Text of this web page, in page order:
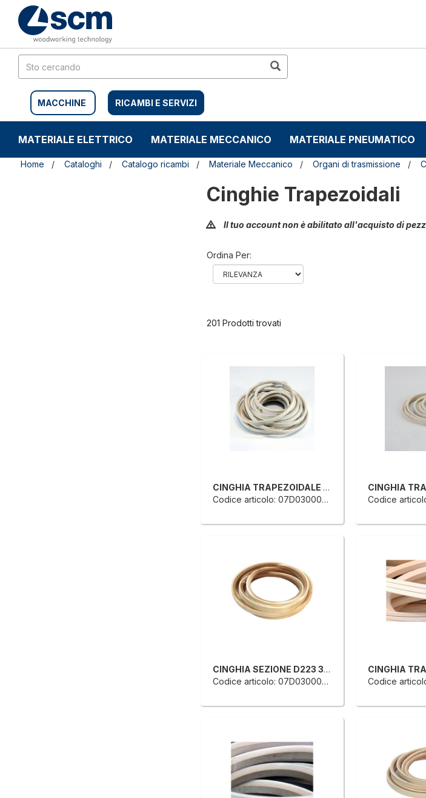
contenuto
menu
navigazione
MACCHINE RICAMBI E SERVIZI
MATERIALE ELETTRICO MATERIALE MECCANICO MATERIALE PNEUMATICO
Home Cataloghi Catalogo ricambi Materiale Meccanico Organi di trasmissione
Cinghie Trapezoidali
Il tuo account non è abilitato all'acquisto di
Ordina Per:
201 Prodotti trovati
CINGHIA TRAPEZOIDALE PER TRASPORTO ANELLO CHIUSO
Codice articolo: 07D0300020E
Codice
CINGHIA SEZIONE D223 32X19 SV 5664
Codice articolo: 07D0300029E
Codice